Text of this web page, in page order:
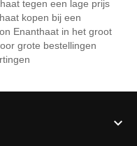
tegen een lage prijs
kopen bij een
Enanthaat in het groot
grote bestellingen
